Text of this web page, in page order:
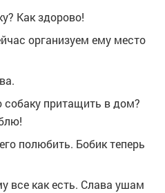
Как здорово!
организуем ему место
собаку притащить в дом?
полюбить. Бобик теперь
все как есть. Слава ушам